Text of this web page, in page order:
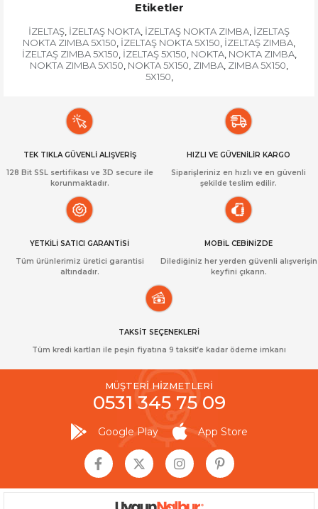
Etiketler
İZELTAŞ, İZELTAŞ NOKTA, İZELTAŞ NOKTA ZIMBA, İZELTAŞ
NOKTA ZIMBA 5X150, İZELTAŞ NOKTA 5X150, İZELTAŞ ZIMBA,
İZELTAŞ ZIMBA 5X150, İZELTAŞ 5X150, NOKTA, NOKTA ZIMBA,
NOKTA ZIMBA 5X150, NOKTA 5X150, ZIMBA, ZIMBA 5X150,
5X150,
TEK TIKLA GÜVENLİ ALIŞVERİŞ
128 Bit SSL sertifikası ve 3D secure ile
korunmaktadır.
HIZLI VE GÜVENİLİR KARGO
Siparişleriniz en hızlı ve en güvenli
şekilde teslim edilir.
YETKİLİ SATICI GARANTİSİ
Tüm ürünlerimiz üretici garantisi
altındadır.
MOBİL CEBİNİZDE
Dilediğiniz her yerden güvenli alışverişin
keyfini çıkarın.
TAKSİT SEÇENEKLERİ
Tüm kredi kartları ile peşin fiyatına 9 taksit’e kadar ödeme imkanı
MÜŞTERİ HİZMETLERİ
0531 345 75 09
Google Play App Store